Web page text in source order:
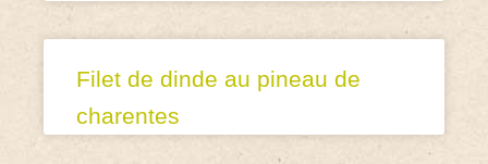
Filet de dinde au pineau de
charentes